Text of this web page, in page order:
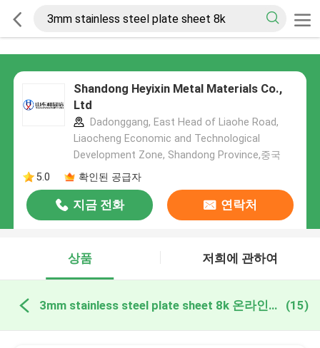
Shandong Heyixin Metal Materials Co.,
Ltd
Dadonggang, East Head of Liaohe Road,
Liaocheng Economic and Technological
Development Zone, Shandong Province,중국
5.0
확인된 공급자
지금 전화 연락처
상품 저희에 관하여
3mm stainless steel plate sheet 8k 온라인 제조 (15)